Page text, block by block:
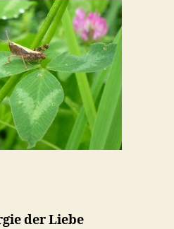
der Liebe